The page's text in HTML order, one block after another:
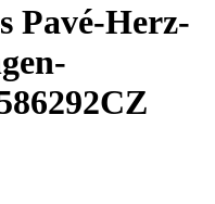
Pavé-Herz-